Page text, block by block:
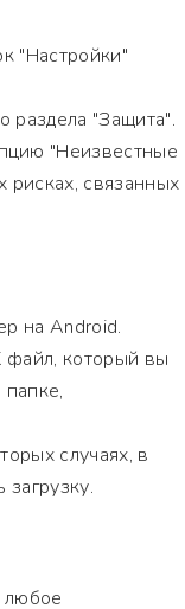
"Настройки"
раздела "Защита".
"Неизвестные
связанных
на Android.
файл, который вы
случаях, в
любое